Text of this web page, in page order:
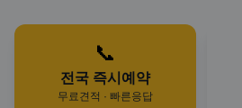
📞
전국 즉시예약
무료견적 · 빠른응답